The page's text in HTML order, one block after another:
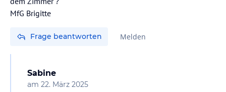
MfG Brigitte
Frage beantworten Melden
Sabine
am 22. März 2025